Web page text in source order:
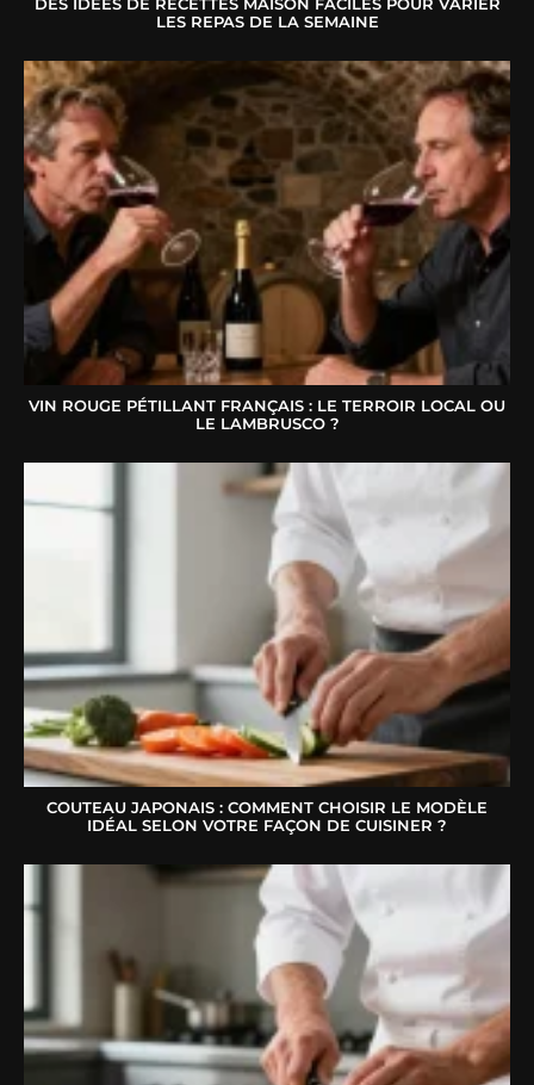
LES REPAS DE LA SEMAINE
VIN ROUGE PÉTILLANT FRANÇAIS : LE TERROIR LOCAL OU
LE LAMBRUSCO ?
COUTEAU JAPONAIS : COMMENT CHOISIR LE MODÈLE
IDÉAL SELON VOTRE FAÇON DE CUISINER ?